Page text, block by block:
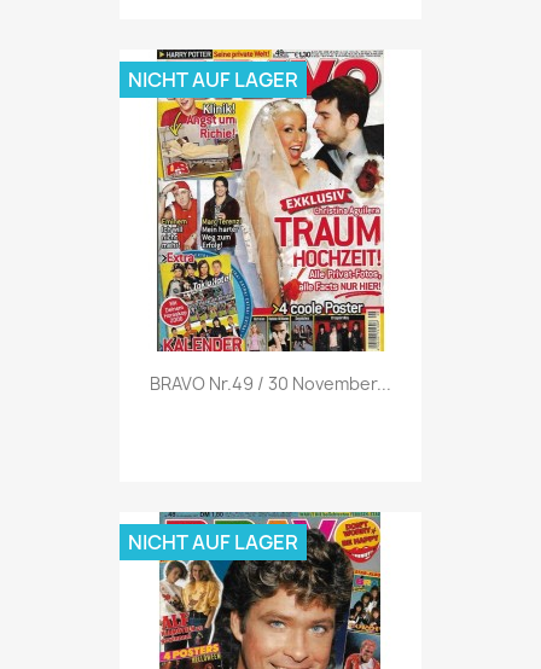
Vorschau
BRAVO Nr.49 / 30 November...
NICHT AUF LAGER
NICHT AUF LAGER